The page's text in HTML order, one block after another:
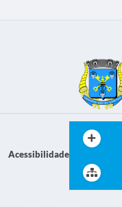
Acessibilidade